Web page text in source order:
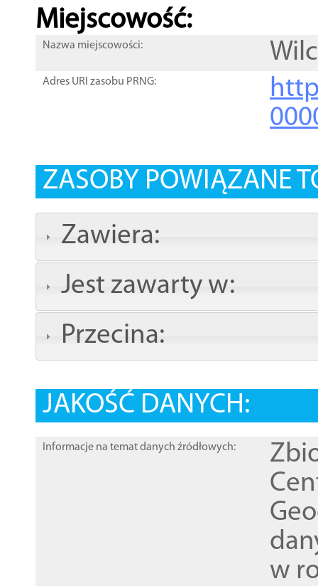
Miejscowość:
Nazwa miejscowości:
Adres URI zasobu PRNG:
ZASOBY POWIĄZANE
Zawiera:
Jest zawarty w:
Przecina:
JAKOŚĆ DANYCH:
Informacje na temat danych źródłowych:
w